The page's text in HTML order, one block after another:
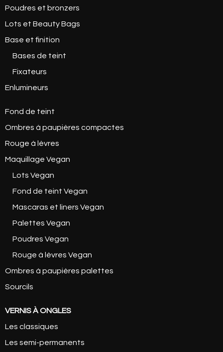
Poudres et bronzers
Lots et Beauty Bags
Base et finition
Bases de teint
Fixateurs
Enlumineurs
Fond de teint
Ombres à paupières compactes
Rouge à lèvres
Maquillage Vegan
Lots Vegan
Fond de teint Vegan
Mascaras et liners Vegan
Palettes Vegan
Poudres Vegan
Rouge à lèvres Vegan
Ombres à paupières palettes
Sourcils
VERNIS À ONGLES
Les classiques
Les semi-permanents